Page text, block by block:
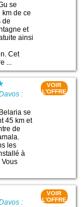
se
de ce
de
et
ainsi
Cet
...
:
se
45 km et
de
les
à
VOIR
L'OFFRE
:
VOIR
L'OFFRE